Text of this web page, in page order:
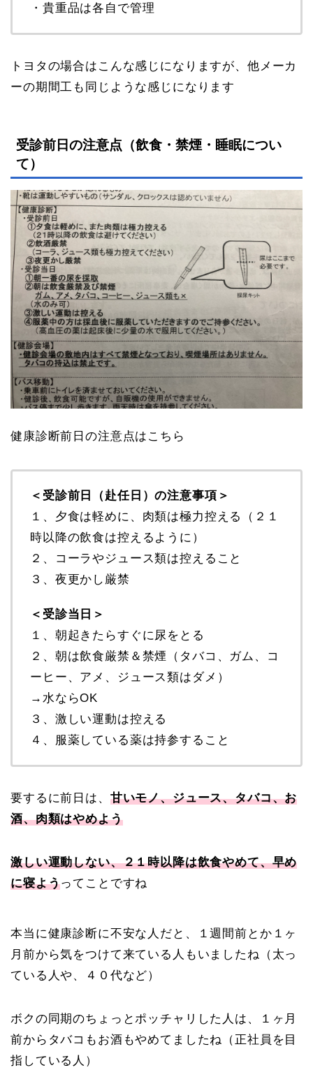
・貴重品は各自で管理
トヨタの場合はこんな感じになりますが、他メーカ
ーの期間工も同じような感じになります
受診前日の注意点（飲食・禁煙・睡眠につい
て）
健康診断前日の注意点はこちら
＜受診前日（赴任日）の注意事項＞
１、夕食は軽めに、肉類は極力控える（２１
時以降の飲食は控えるように）
２、コーラやジュース類は控えること
３、夜更かし厳禁
＜受診当日＞
１、朝起きたらすぐに尿をとる
２、朝は飲食厳禁＆禁煙（タバコ、ガム、コ
ーヒー、アメ、ジュース類はダメ）
→水ならOK
３、激しい運動は控える
４、服薬している薬は持参すること
要するに前日は、 甘いモノ、ジュース、タバコ、お
酒、肉類はやめよう
激しい運動しない、２１時以降は飲食やめて、早め
に寝ようってことですね
本当に健康診断に不安な人だと、１週間前とか１ヶ
月前から気をつけて来ている人もいましたね（太っ
ている人や、４０代など）
ボクの同期のちょっとポッチャリした人は、１ヶ月
前からタバコもお酒もやめてましたね（正社員を目
指している人）